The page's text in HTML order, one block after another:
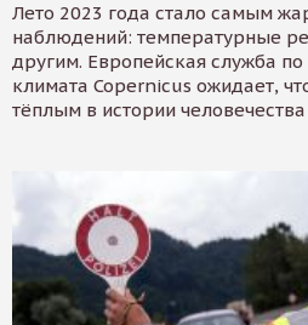
Лето 2023 года стало самым
наблюдений: температурные
другим. Европейская служба
климата Copernicus ожидает,
тёплым в истории человечества